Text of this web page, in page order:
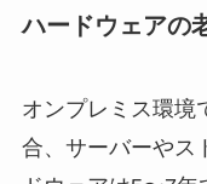
ハードウェアの
オンプレミス環境
合、サーバーやス